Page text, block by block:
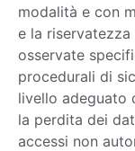
modalità e con
e la
osservate
procedurali di
livello adeguato
la perdita dei
accessi non